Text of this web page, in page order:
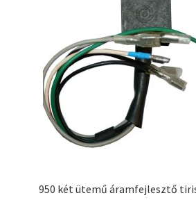
950 két ütemű áramfejlesztő